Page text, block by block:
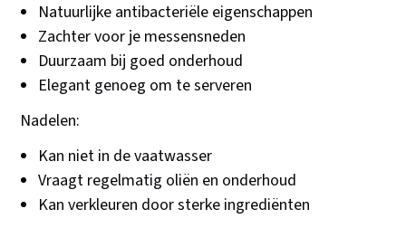
Natuurlijke antibacteriële eigenschappen
Zachter voor je messensneden
Duurzaam bij goed onderhoud
Elegant genoeg om te serveren
Nadelen:
Kan niet in de vaatwasser
Vraagt regelmatig oliën en onderhoud
Kan verkleuren door sterke ingrediënten